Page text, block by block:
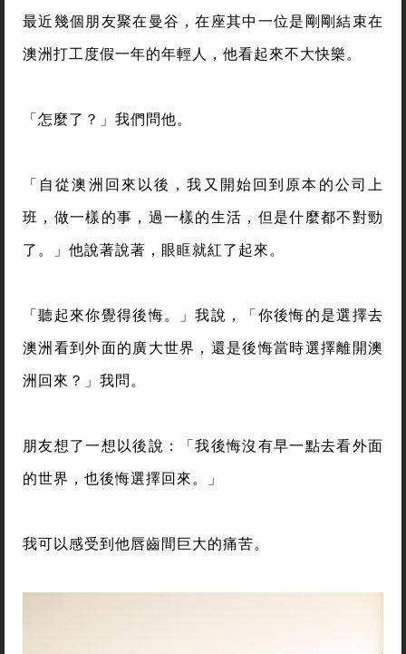
最近幾個朋友聚在曼谷，在座其中一位是剛剛結束在
澳洲打工度假一年的年輕人，他看起來不大快樂。
「怎麼了？」我們問他。
「自從澳洲回來以後，我又開始回到原本的公司上
班，做一樣的事，過一樣的生活，但是什麼都不對勁
了。」他說著說著，眼眶就紅了起來。
「聽起來你覺得後悔。」我說，「你後悔的是選擇去
澳洲看到外面的廣大世界，還是後悔當時選擇離開澳
洲回來？」我問。
朋友想了一想以後說：「我後悔沒有早一點去看外面
的世界，也後悔選擇回來。」
我可以感受到他唇齒間巨大的痛苦。